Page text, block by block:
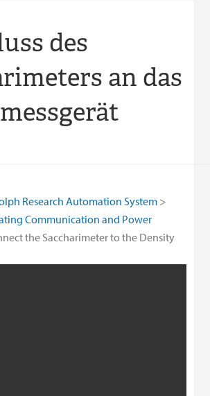
des
an das
Research Automation System
Communication and Power
the Saccharimeter to the Density